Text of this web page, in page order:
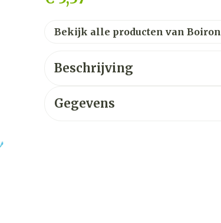
Bekijk alle producten van Boiron
Beschrijving
Gegevens